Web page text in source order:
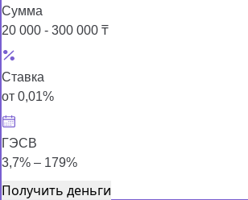
Сумма
20 000 - 300 000 ₸
Ставка
от 0,01%
ГЭСВ
3,7% – 179%
Получить деньги